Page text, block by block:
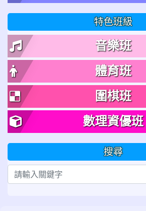
特色班級
音樂班
體育班
圍棋班
數理資優班
搜尋